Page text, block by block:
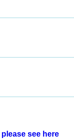
please see here